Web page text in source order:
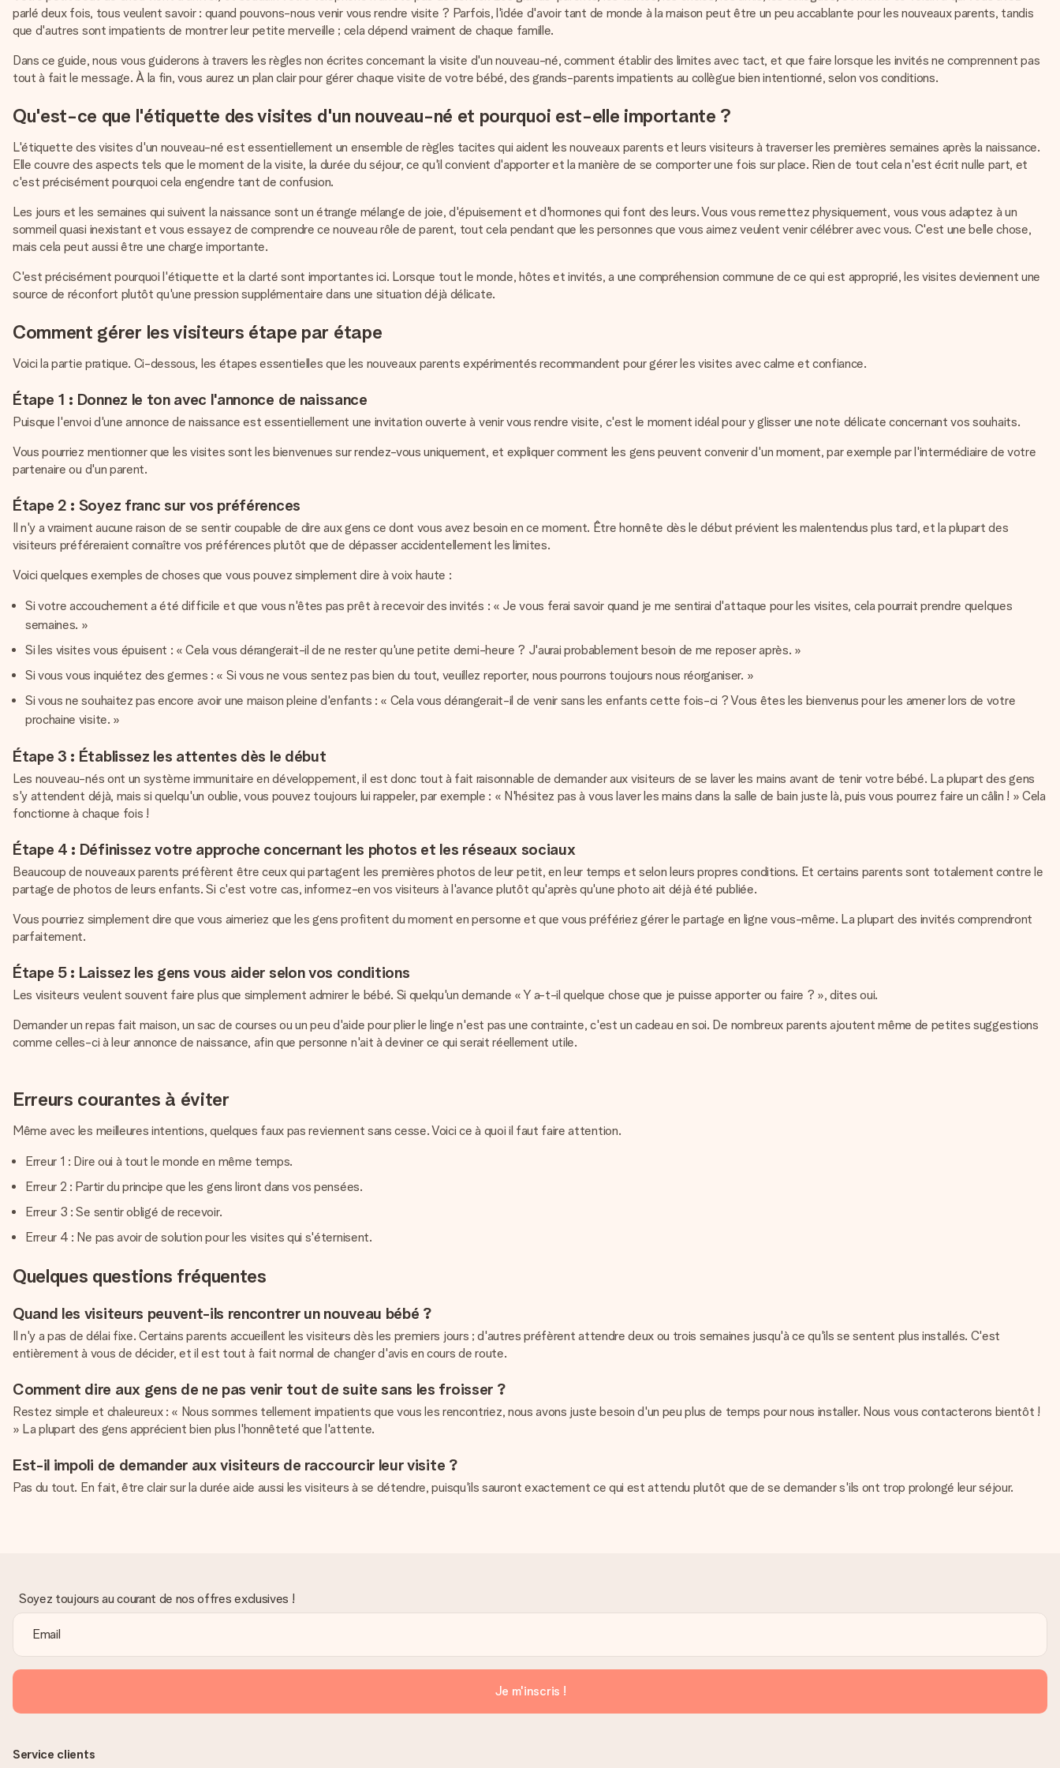
parlé deux fois, tous veulent savoir : quand pouvons-nous venir vous rendre visite ? Parfois, l'idée d'avoir tant de monde à la maison peut être un peu accablante pour les nouveaux parents, tandis
que d'autres sont impatients de montrer leur petite merveille ; cela dépend vraiment de chaque famille.
Dans ce guide, nous vous guiderons à travers les règles non écrites concernant la visite d'un nouveau-né, comment établir des limites avec tact, et que faire lorsque les invités ne comprennent pas
tout à fait le message. À la fin, vous aurez un plan clair pour gérer chaque visite de votre bébé, des grands-parents impatients au collègue bien intentionné, selon vos conditions.
Qu'est-ce que l'étiquette des visites d'un nouveau-né et pourquoi est-elle importante ?
L'étiquette des visites d'un nouveau-né est essentiellement un ensemble de règles tacites qui aident les nouveaux parents et leurs visiteurs à traverser les premières semaines après la naissance.
Elle couvre des aspects tels que le moment de la visite, la durée du séjour, ce qu'il convient d'apporter et la manière de se comporter une fois sur place. Rien de tout cela n'est écrit nulle part, et
c'est précisément pourquoi cela engendre tant de confusion.
Les jours et les semaines qui suivent la naissance sont un étrange mélange de joie, d'épuisement et d'hormones qui font des leurs. Vous vous remettez physiquement, vous vous adaptez à un
sommeil quasi inexistant et vous essayez de comprendre ce nouveau rôle de parent, tout cela pendant que les personnes que vous aimez veulent venir célébrer avec vous. C'est une belle chose,
mais cela peut aussi être une charge importante.
C'est précisément pourquoi l'étiquette et la clarté sont importantes ici. Lorsque tout le monde, hôtes et invités, a une compréhension commune de ce qui est approprié, les visites deviennent une
source de réconfort plutôt qu'une pression supplémentaire dans une situation déjà délicate.
Comment gérer les visiteurs étape par étape
Voici la partie pratique. Ci-dessous, les étapes essentielles que les nouveaux parents expérimentés recommandent pour gérer les visites avec calme et confiance.
Étape 1 : Donnez le ton avec l'annonce de naissance
Puisque l'envoi d'une annonce de naissance est essentiellement une invitation ouverte à venir vous rendre visite, c'est le moment idéal pour y glisser une note délicate concernant vos souhaits.
Vous pourriez mentionner que les visites sont les bienvenues sur rendez-vous uniquement, et expliquer comment les gens peuvent convenir d'un moment, par exemple par l'intermédiaire de votre
partenaire ou d'un parent.
Étape 2 : Soyez franc sur vos préférences
Il n'y a vraiment aucune raison de se sentir coupable de dire aux gens ce dont vous avez besoin en ce moment. Être honnête dès le début prévient les malentendus plus tard, et la plupart des
visiteurs préféreraient connaître vos préférences plutôt que de dépasser accidentellement les limites.
Voici quelques exemples de choses que vous pouvez simplement dire à voix haute :
Si votre accouchement a été difficile et que vous n'êtes pas prêt à recevoir des invités : « Je vous ferai savoir quand je me sentirai d'attaque pour les visites, cela pourrait prendre quelques
semaines. »
Si les visites vous épuisent : « Cela vous dérangerait-il de ne rester qu'une petite demi-heure ? J'aurai probablement besoin de me reposer après. »
Si vous vous inquiétez des germes : « Si vous ne vous sentez pas bien du tout, veuillez reporter, nous pourrons toujours nous réorganiser. »
Si vous ne souhaitez pas encore avoir une maison pleine d'enfants : « Cela vous dérangerait-il de venir sans les enfants cette fois-ci ? Vous êtes les bienvenus pour les amener lors de votre
prochaine visite. »
Étape 3 : Établissez les attentes dès le début
Les nouveau-nés ont un système immunitaire en développement, il est donc tout à fait raisonnable de demander aux visiteurs de se laver les mains avant de tenir votre bébé. La plupart des gens
s'y attendent déjà, mais si quelqu'un oublie, vous pouvez toujours lui rappeler, par exemple : « N'hésitez pas à vous laver les mains dans la salle de bain juste là, puis vous pourrez faire un câlin ! » Cela
fonctionne à chaque fois !
Étape 4 : Définissez votre approche concernant les photos et les réseaux sociaux
Beaucoup de nouveaux parents préfèrent être ceux qui partagent les premières photos de leur petit, en leur temps et selon leurs propres conditions. Et certains parents sont totalement contre le
partage de photos de leurs enfants. Si c'est votre cas, informez-en vos visiteurs à l'avance plutôt qu'après qu'une photo ait déjà été publiée.
Vous pourriez simplement dire que vous aimeriez que les gens profitent du moment en personne et que vous préfériez gérer le partage en ligne vous-même. La plupart des invités comprendront
parfaitement.
Étape 5 : Laissez les gens vous aider selon vos conditions
Les visiteurs veulent souvent faire plus que simplement admirer le bébé. Si quelqu'un demande « Y a-t-il quelque chose que je puisse apporter ou faire ? », dites oui.
Demander un repas fait maison, un sac de courses ou un peu d'aide pour plier le linge n'est pas une contrainte, c'est un cadeau en soi. De nombreux parents ajoutent même de petites suggestions
comme celles-ci à leur annonce de naissance, afin que personne n'ait à deviner ce qui serait réellement utile.
Erreurs courantes à éviter
Même avec les meilleures intentions, quelques faux pas reviennent sans cesse. Voici ce à quoi il faut faire attention.
Erreur 1 : Dire oui à tout le monde en même temps.
Erreur 2 : Partir du principe que les gens liront dans vos pensées.
Erreur 3 : Se sentir obligé de recevoir.
Erreur 4 : Ne pas avoir de solution pour les visites qui s'éternisent.
Quelques questions fréquentes
Quand les visiteurs peuvent-ils rencontrer un nouveau bébé ?
Il n'y a pas de délai fixe. Certains parents accueillent les visiteurs dès les premiers jours ; d'autres préfèrent attendre deux ou trois semaines jusqu'à ce qu'ils se sentent plus installés. C'est
entièrement à vous de décider, et il est tout à fait normal de changer d'avis en cours de route.
Comment dire aux gens de ne pas venir tout de suite sans les froisser ?
Restez simple et chaleureux : « Nous sommes tellement impatients que vous les rencontriez, nous avons juste besoin d'un peu plus de temps pour nous installer. Nous vous contacterons bientôt !
» La plupart des gens apprécient bien plus l'honnêteté que l'attente.
Est-il impoli de demander aux visiteurs de raccourcir leur visite ?
Pas du tout. En fait, être clair sur la durée aide aussi les visiteurs à se détendre, puisqu'ils sauront exactement ce qui est attendu plutôt que de se demander s'ils ont trop prolongé leur séjour.
Soyez toujours au courant de nos offres exclusives !
Je m'inscris !
Service clients